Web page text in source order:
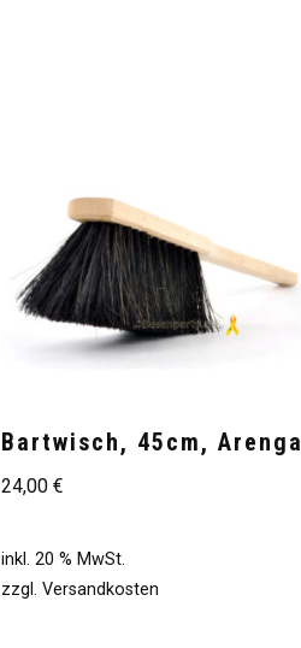
Bartwisch, 45cm, Arenga
24,00 €
inkl. 20 % MwSt.
zzgl. Versandkosten